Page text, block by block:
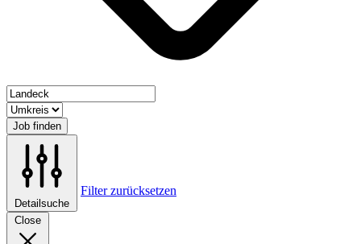
Job finden
Detailsuche
Filter zurücksetzen
Close